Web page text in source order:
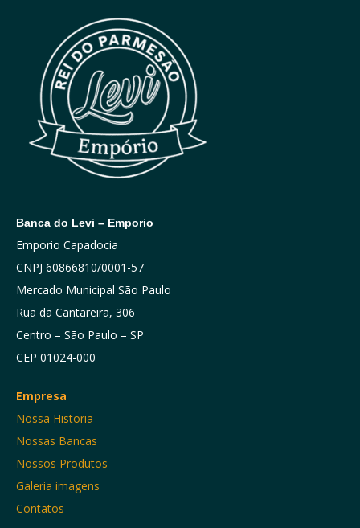
Banca do Levi – Emporio
Emporio Capadocia
CNPJ 60866810/0001-57
Mercado Municipal São Paulo
Rua da Cantareira, 306
Centro – São Paulo – SP
CEP 01024-000
Empresa
Nossa Historia
Nossas Bancas
Nossos Produtos
Galeria imagens
Contatos